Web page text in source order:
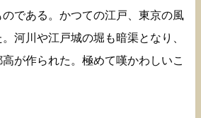
である。かつての江戸、東京の風
河川や江戸城の堀も暗渠となり、
が作られた。極めて嘆かわしいこ